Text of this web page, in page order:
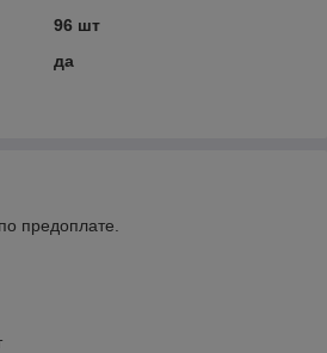
96 шт
да
предоплате.